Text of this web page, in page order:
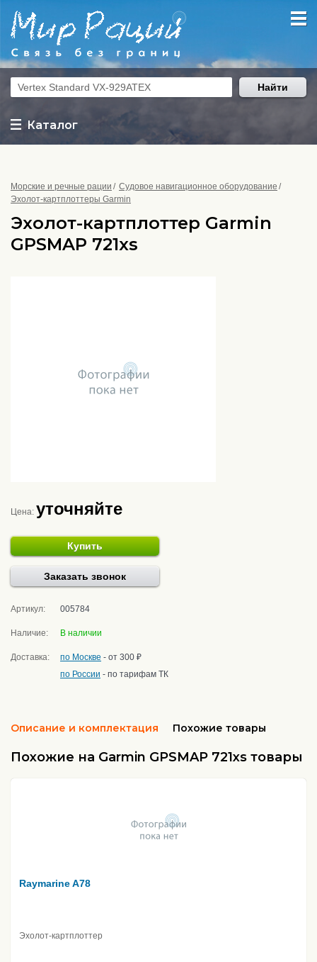
Каталог
Найти
Морские и речные рации
Судовое навигационное оборудование
Эхолот-картплоттеры Garmin
Эхолот-картплоттер Garmin
GPSMAP 721xs
Цена: уточняйте
Купить
Заказать звонок
Артикул: 005784
Наличие: В наличии
Доставка: по Москве - от 300 ₽
по России - по тарифам ТК
Описание и комплектация Похожие товары
Похожие на Garmin GPSMAP 721xs товары
Raymarine A78
Эхолот-картплоттер